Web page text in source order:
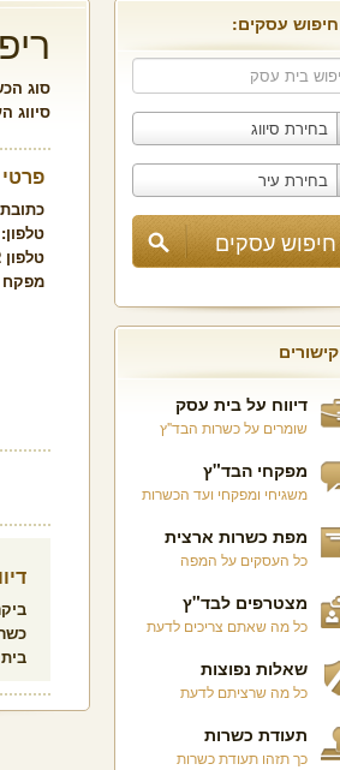
חיפוש עסקים:
בחירת סיווג
בחירת עיר
קישורים
דיווח על בית עסק
שומרים על כשרות הבד"ץ
מפקחי הבד"ץ
משגיחי ומפקחי ועד הכשרות
מפת כשרות ארצית
כל העסקים על המפה
מצטרפים לבד"ץ
כל מה שאתם צריכים לדעת
שאלות נפוצות
כל מה שרציתם לדעת
תעודת כשרות
כך תזהו תעודת כשרות
סוג
סיווג
טלפון:
טלפון 2:
מפקח